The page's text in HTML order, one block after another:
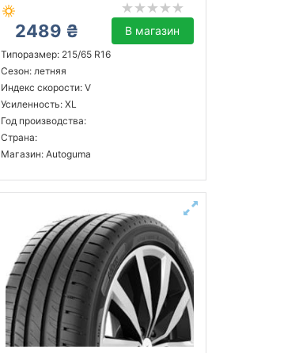
2489 ₴ В магазин
Типоразмер: 215/65 R16
Сезон: летняя
Индекс скорости: V
Усиленность: XL
Год производства:
Страна:
Магазин: Autoguma